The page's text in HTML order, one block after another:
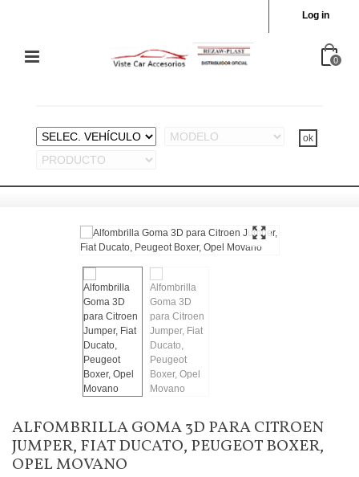
Log in
0
ALFOMBRILLA GOMA 3D PARA CITROEN
JUMPER, FIAT DUCATO, PEUGEOT BOXER,
OPEL MOVANO